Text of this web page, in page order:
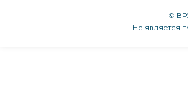
©
Не является